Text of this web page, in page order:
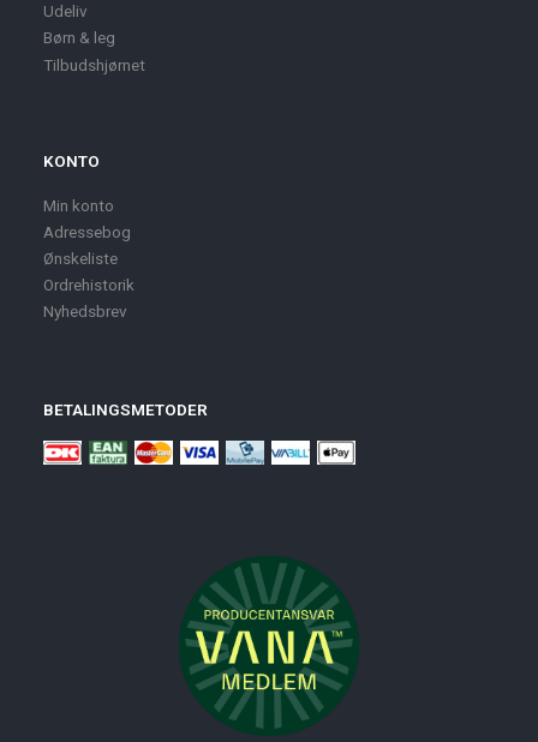
Udeliv
Børn & leg
Tilbudshjørnet
KONTO
Min konto
Adressebog
Ønskeliste
Ordrehistorik
Nyhedsbrev
BETALINGSMETODER